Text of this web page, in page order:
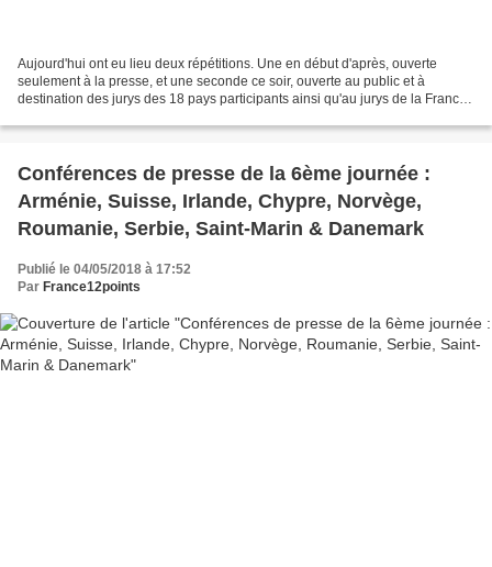
Aujourd'hui ont eu lieu deux répétitions. Une en début d'après, ouverte
seulement à la presse, et une seconde ce soir, ouverte au public et à
destination des jurys des 18 pays participants ainsi qu'au jurys de la France,
Conférences de presse de la 6ème journée :
Arménie, Suisse, Irlande, Chypre, Norvège,
Roumanie, Serbie, Saint-Marin & Danemark
Publié le 04/05/2018 à 17:52
Par France12points